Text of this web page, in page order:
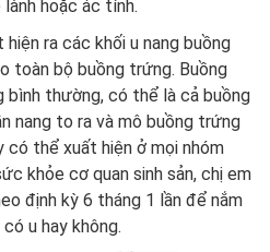
lành hoặc ác tính.
ra các khối u nang buồng
toàn bộ buồng trứng. Buồng
thường, có thể là cả buồng
nang to ra và mô buồng trứng
có thể xuất hiện ở mọi nhóm
khỏe cơ quan sinh sản, chị em
định kỳ 6 tháng 1 lần để nắm
u hay không.